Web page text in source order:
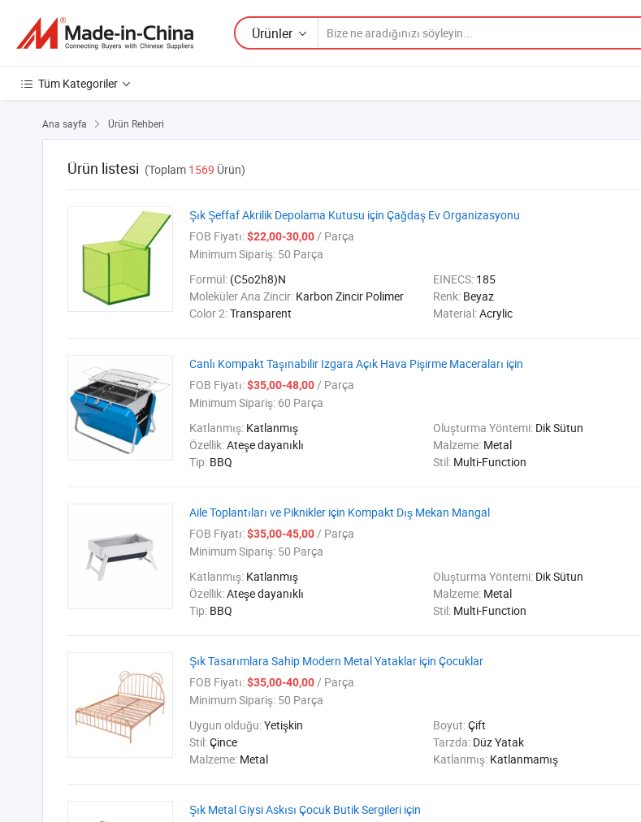
Ürünler
Tüm Kategoriler
Ana sayfa  Ürün Rehberi
Ürün listesi (Toplam 1569 Ürün)
Şık Şeffaf Akrilik Depolama Kutusu için Çağdaş Ev Organizasyonu
FOB Fiyatı:$22,00-30,00/ Parça
Minimum Sipariş: 50 Parça
Formül: (C5o2h8)N EINECS: 185
Moleküler Ana Zincir: Karbon Zincir Polimer Renk: Beyaz
Color 2:Transparent Material:Acrylic
Canlı Kompakt Taşınabilir Izgara Açık Hava Pişirme Maceraları için
FOB Fiyatı:$35,00-48,00/ Parça
Minimum Sipariş: 60 Parça
Katlanmış: Katlanmış Oluşturma Yöntemi: Dik Sütun
Özellik:Ateşe dayanıklı Malzeme: Metal
Tip: BBQ Stil: Multi-Function
Aile Toplantıları ve Piknikler için Kompakt Dış Mekan Mangal
FOB Fiyatı:$35,00-45,00/ Parça
Minimum Sipariş: 50 Parça
Katlanmış: Katlanmış Oluşturma Yöntemi: Dik Sütun
Özellik:Ateşe dayanıklı Malzeme: Metal
Tip: BBQ Stil: Multi-Function
Şık Tasarımlara Sahip Modern Metal Yataklar için Çocuklar
FOB Fiyatı:$35,00-40,00/ Parça
Minimum Sipariş: 50 Parça
Uygun olduğu:Yetişkin Boyut:Çift
Stil:Çince Tarzda: Düz Yatak
Malzeme: Metal Katlanmış: Katlanmamış
Şık Metal Giysi Askısı Çocuk Butik Sergileri için